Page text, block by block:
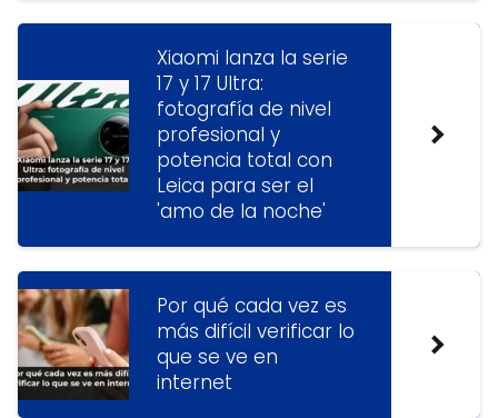
Xiaomi lanza la serie
17 y 17 Ultra:
fotografía de nivel
profesional y
potencia total con
Leica para ser el
'amo de la noche'
Por qué cada vez es
más difícil verificar lo
que se ve en
internet